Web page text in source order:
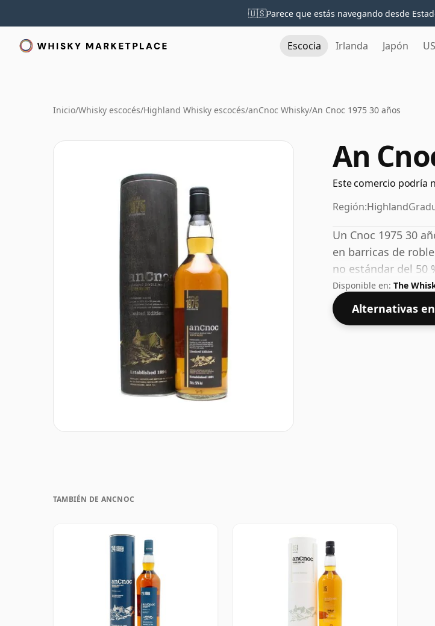
🇺🇸Parece que estás navegando desde
Escocia Irlanda Japón
Inicio/Whisky escocés/Highland Whisky escocés/anCnoc Whisky/An Cnoc 1975 30 años
An
Este comercio podría
Región:Highland
Un Cnoc 1975 30
en barricas de
no estándar del 50
Disponible en: The
Alternativas
TAMBIÉN DE ANCNOC